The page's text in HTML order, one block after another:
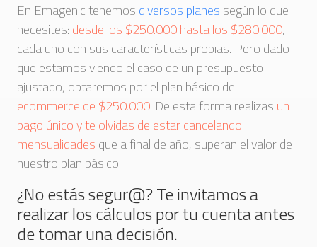
En Emagenic tenemos diversos planes según lo que
necesites: desde los $250.000 hasta los $280.000,
cada uno con sus características propias. Pero dado
que estamos viendo el caso de un presupuesto
ajustado, optaremos por el plan básico de
ecommerce de $250.000. De esta forma realizas un
pago único y te olvidas de estar cancelando
mensualidades que a final de año, superan el valor de
nuestro plan básico.
¿No estás segur@? Te invitamos a
realizar los cálculos por tu cuenta antes
de tomar una decisión.